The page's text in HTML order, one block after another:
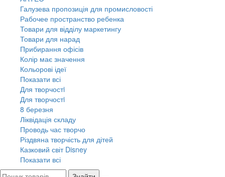
Галузева пропозиція для промисловості
Рабочее пространство ребенка
Товари для відділу маркетингу
Товари для нарад
Прибирання офісів
Колір має значення
Кольорові ідеї
Показати всі
Для творчостi
Для творчостi
8 березня
Ліквідація складу
Проводь час творчо
Різдвяна творчість для дітей
Казковий світ Disney
Показати всі